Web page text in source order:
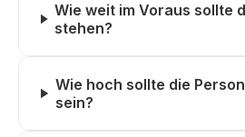
Wie weit im Voraus sollte
stehen?
Wie hoch sollte die
sein?